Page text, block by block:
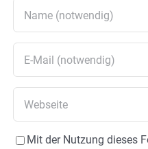
Mit der Nutzung dieses